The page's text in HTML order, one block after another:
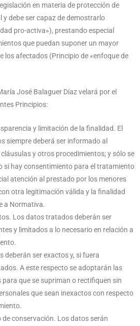
en materia de protección de
debe ser capaz de demostrarlo
pro-activa»), prestando especial
que puedan suponer un mayor
los afectados (Principio de «enfoque de
José Balaguer Díaz velará por el
Principios:
y limitación de la finalidad. El
siempre deberá ser informado al
y otros procedimientos; y sólo se
si hay consentimiento para el tratamiento
atención al prestado por los menores
otra legitimación válida y la finalidad
a Normativa.
Los datos tratados deberán ser
y limitados a lo necesario en relación a
deberán ser exactos y, si fuera
A este respecto se adoptarán las
para que se supriman o rectifiquen sin
que sean inexactos con respecto
conservación. Los datos serán